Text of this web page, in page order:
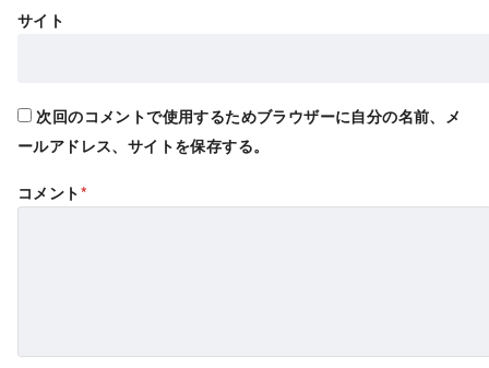
サイト
次回のコメントで使用するためブラウザーに自分の名前、メ
ールアドレス、サイトを保存する。
コメント*